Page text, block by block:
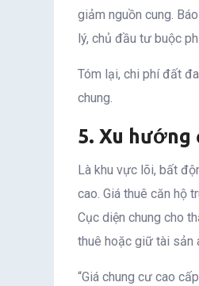
giảm nguồn cung.
lý, chủ đầu tư buộc
Tóm lại, chi phí đất
chung.
5. Xu hướng
Là khu vực lõi, bất
cao. Giá thuê căn hộ
Cục diện chung cho
thuê hoặc giữ tài sản
“Giá chung cư cao